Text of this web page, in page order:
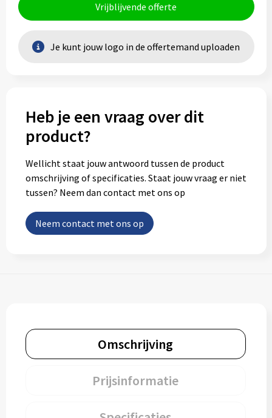
Vrijblijvende offerte
Je kunt jouw logo in de offertemand uploaden
Heb je een vraag over dit
product?
Wellicht staat jouw antwoord tussen de product
omschrijving of specificaties. Staat jouw vraag er niet
tussen? Neem dan contact met ons op
Neem contact met ons op
Omschrijving
Prijsinformatie